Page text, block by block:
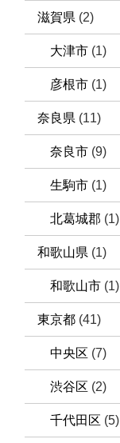
滋賀県 (2)
大津市 (1)
彦根市 (1)
奈良県 (11)
奈良市 (9)
生駒市 (1)
北葛城郡 (1)
和歌山県 (1)
和歌山市 (1)
東京都 (41)
中央区 (7)
渋谷区 (2)
千代田区 (5)